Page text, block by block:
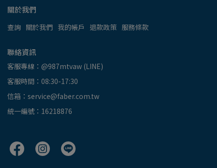
關於我們
查詢 關於我們 我的帳戶 退款政策 服務條款
聯絡資訊
客服專線：@987mtvaw (LINE)
客服時間：08:30-17:30
信箱：service@faber.com.tw
統一編號：16218876